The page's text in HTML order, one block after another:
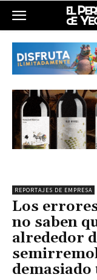
REPORTAJES DE EMPRESA
Los
no saben
alrededor
demasiado